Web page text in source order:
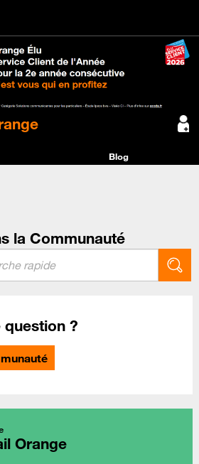
Blog
la Communauté
question ?
Orange